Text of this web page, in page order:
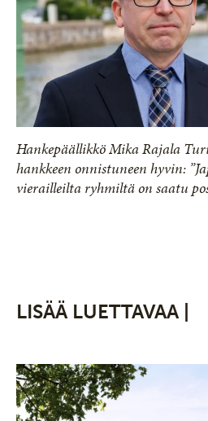
Hankepäällikkö Mika Rajala
hankkeen onnistuneen hyvin:
vierailleilta ryhmiltä on saatu
LISÄÄ LUETTAVAA |